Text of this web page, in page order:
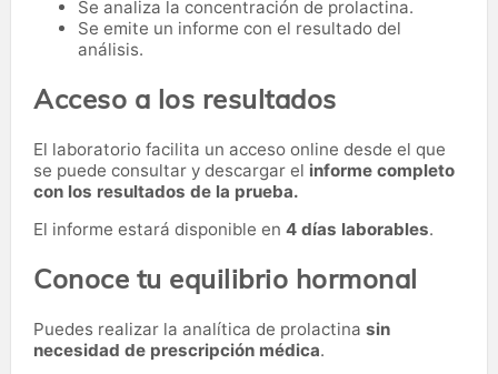
Se analiza la concentración de prolactina.
Se emite un informe con el resultado del
análisis.
Acceso a los resultados
El laboratorio facilita un acceso online desde el que
se puede consultar y descargar el informe completo
con los resultados de la prueba.
El informe estará disponible en 4 días laborables.
Conoce tu equilibrio hormonal
Puedes realizar la analítica de prolactina sin
necesidad de prescripción médica.